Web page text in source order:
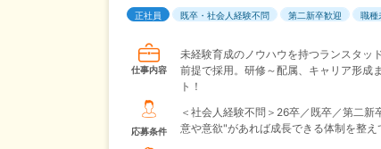
正社員 既卒・社会人経験不問 第二新卒歓迎 職種
仕事内容
未経験育成のノウハウを持つランスタッ
前提で採用。研修～配属、キャリア形成
ト！
応募条件
＜社会人経験不問＞26卒／既卒／第二新
意や意欲"があれば成長できる体制を整え